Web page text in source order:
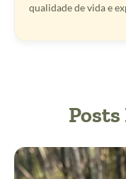
qualidade de vida e
Posts